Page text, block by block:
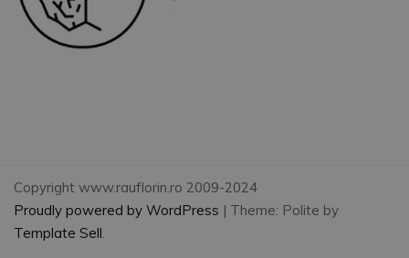
Copyright www.rauflorin.ro 2009-2024
Proudly powered by WordPress | Theme: Polite by
Template Sell.